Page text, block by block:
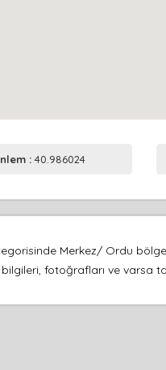
:40.986024
Merkez/ Ordu
fotoğrafları ve varsa